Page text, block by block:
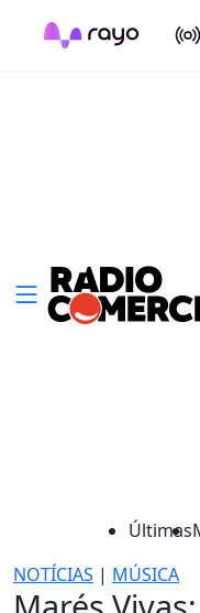
On
Últimas
NOTÍCIAS | MÚSICA